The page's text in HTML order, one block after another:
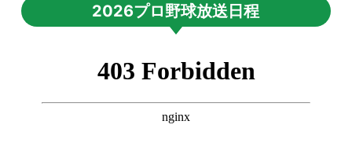
2026プロ野球放送日程